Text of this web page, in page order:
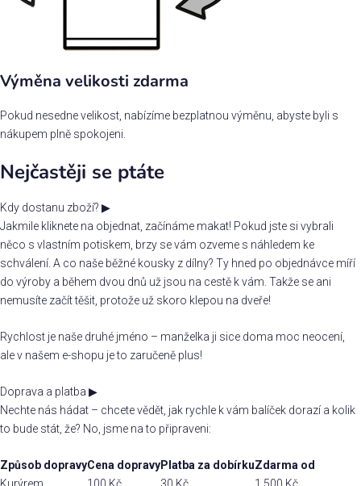
Výměna velikosti zdarma
Pokud nesedne velikost, nabízíme bezplatnou výměnu, abyste byli s
nákupem plně spokojeni.
Nejčastěji se ptáte
Kdy dostanu zboží? ▶
Jakmile kliknete na objednat, začínáme makat! Pokud jste si vybrali
něco s vlastním potiskem, brzy se vám ozveme s náhledem ke
schválení. A co naše běžné kousky z dílny? Ty hned po objednávce míří
do výroby a během dvou dnů už jsou na cestě k vám. Takže se ani
nemusíte začít těšit, protože už skoro klepou na dveře!
Rychlost je naše druhé jméno – manželka ji sice doma moc neocení,
ale v našem e-shopu je to zaručeně plus!
Doprava a platba ▶
Nechte nás hádat – chcete vědět, jak rychle k vám balíček dorazí a kolik
to bude stát, že? No, jsme na to připraveni:
Způsob dopravyCena dopravyPlatba za dobírkuZdarma od